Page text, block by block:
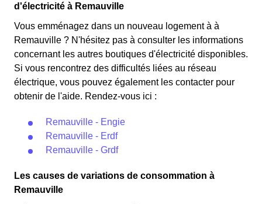
Remauvillois éligibles. 💡🏠
d'électricité à Remauville
Vous emménagez dans un nouveau logement à à
Remauville ? N'hésitez pas à consulter les informations
concernant les autres boutiques d'électricité disponibles.
Si vous rencontrez des difficultés liées au réseau
électrique, vous pouvez également les contacter pour
obtenir de l'aide. Rendez-vous ici :
Remauville - Engie
Remauville - Erdf
Remauville - Grdf
Les causes de variations de consommation à
Remauville